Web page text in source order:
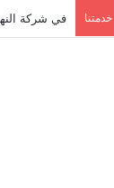
خدمتنا في شركة